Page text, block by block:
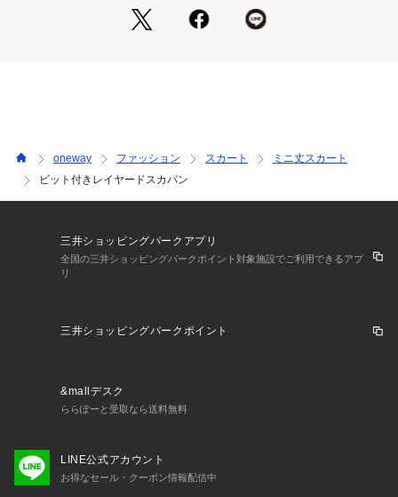
oneway ファッション スカート
ミニ丈スカート
ビット付きレイヤードスカパン
三井ショッピングパークアプリ
全国の三井ショッピングパークポイント対象施設でご利用できるアプ
リ
三井ショッピングパークポイント
&mallデスク
ららぽーと受取なら送料無料
LINE公式アカウント
お得なセール・クーポン情報配信中